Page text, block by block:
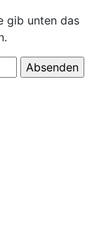
gib unten das